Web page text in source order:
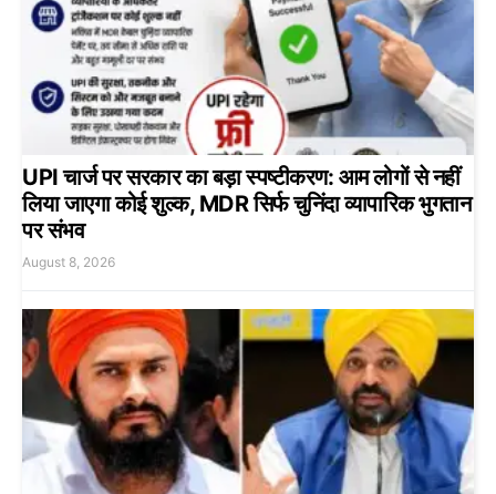
UPI चार्ज पर सरकार का बड़ा स्पष्टीकरण: आम लोगों से नहीं
लिया जाएगा कोई शुल्क, MDR सिर्फ चुनिंदा व्यापारिक भुगतान
पर संभव
August 8, 2026